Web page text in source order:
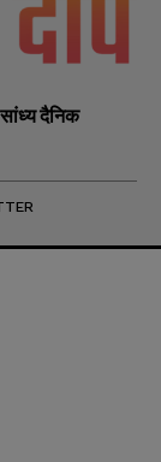
सांध्य दैनिक